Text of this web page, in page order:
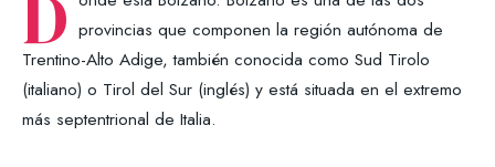
provincias que componen la región autónoma de
Trentino-Alto Adige, también conocida como Sud Tirolo
(italiano) o Tirol del Sur (inglés) y está situada en el extremo
más septentrional de Italia.